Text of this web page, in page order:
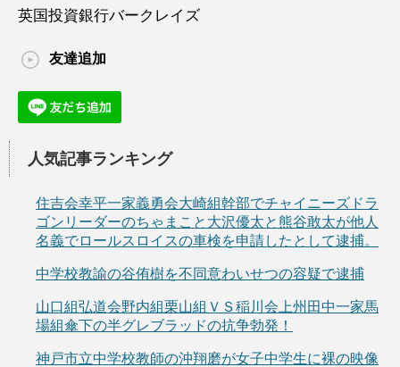
英国投資銀行バークレイズ
友達追加
人気記事ランキング
住吉会幸平一家義勇会大崎組幹部でチャイニーズドラ
ゴンリーダーのちゃまこと大沢優太と熊谷敢太が他人
名義でロールスロイスの車検を申請したとして逮捕。
中学校教諭の谷侑樹を不同意わいせつの容疑で逮捕
山口組弘道会野内組栗山組ＶＳ稲川会上州田中一家馬
場組傘下の半グレブラッドの抗争勃発！
神戸市立中学校教師の沖翔磨が女子中学生に裸の映像